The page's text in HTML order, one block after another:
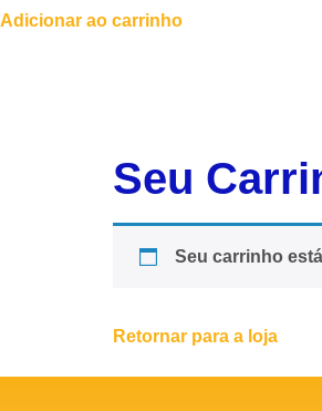
Adicionar ao carrinho
Seu
Seu carrinho
Retornar para a loja